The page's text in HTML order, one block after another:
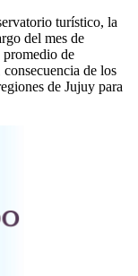
turístico, la
del mes de
de
de los
de Jujuy para